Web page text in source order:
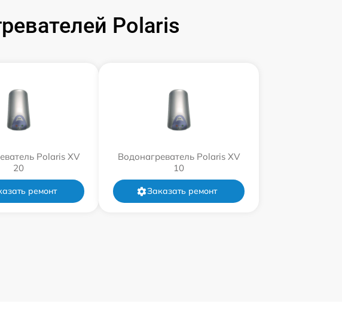
Polaris
Polaris XV
20
ремонт
Водонагреватель Polaris XV
10
Заказать ремонт